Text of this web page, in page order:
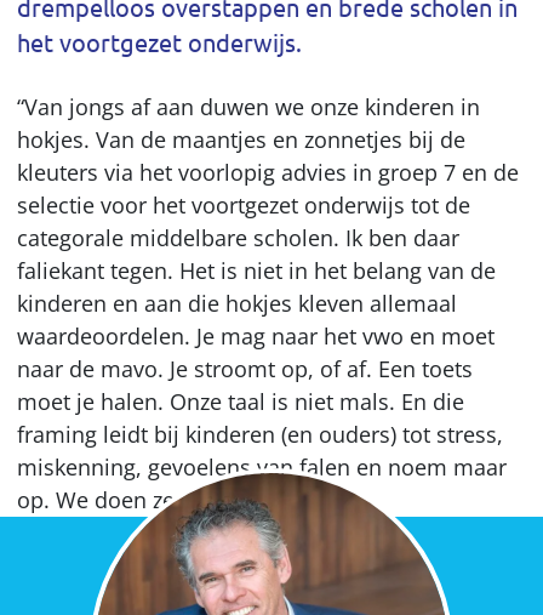
drempelloos overstappen en brede scholen in
het voortgezet onderwijs.
“Van jongs af aan duwen we onze kinderen in
hokjes. Van de maantjes en zonnetjes bij de
kleuters via het voorlopig advies in groep 7 en de
selectie voor het voortgezet onderwijs tot de
categorale middelbare scholen. Ik ben daar
faliekant tegen. Het is niet in het belang van de
kinderen en aan die hokjes kleven allemaal
waardeoordelen. Je mag naar het vwo en moet
naar de mavo. Je stroomt op, of af. Een toets
moet je halen. Onze taal is niet mals. En die
framing leidt bij kinderen (en ouders) tot stress,
miskenning, gevoelens van falen en noem maar
op. We doen ze echt iets aan.”